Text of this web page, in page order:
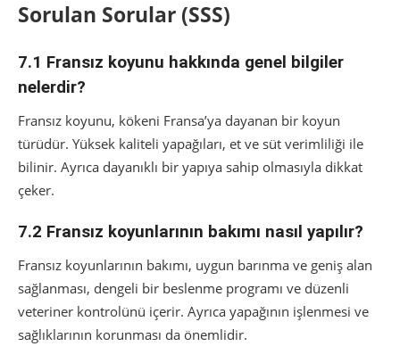
Sorulan Sorular (SSS)
7.1 Fransız koyunu hakkında genel bilgiler
nelerdir?
Fransız koyunu, kökeni Fransa’ya dayanan bir koyun
türüdür. Yüksek kaliteli yapağıları, et ve süt verimliliği ile
bilinir. Ayrıca dayanıklı bir yapıya sahip olmasıyla dikkat
çeker.
7.2 Fransız koyunlarının bakımı nasıl yapılır?
Fransız koyunlarının bakımı, uygun barınma ve geniş alan
sağlanması, dengeli bir beslenme programı ve düzenli
veteriner kontrolünü içerir. Ayrıca yapağının işlenmesi ve
sağlıklarının korunması da önemlidir.